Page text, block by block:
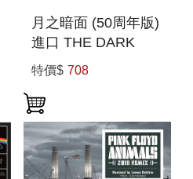
月之暗面 (50周年版)
進口 THE DARK
SIDE OF THE
MOON (50TH
ANNIVERSARY
REMASTER)
特價$ 708